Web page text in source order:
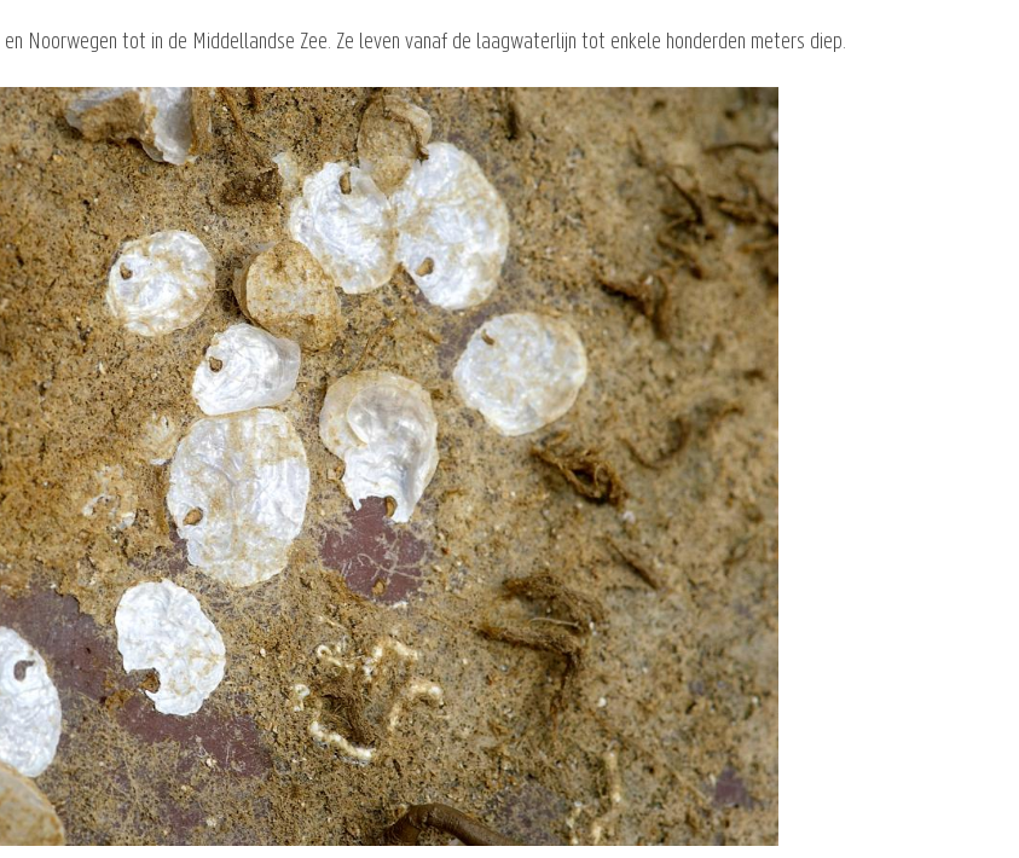
Noorwegen tot in de Middellandse Zee. Ze leven vanaf de laagwaterlijn tot enkele honderden meters diep.